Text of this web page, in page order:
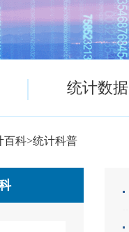
统计数据
百科>统计科普